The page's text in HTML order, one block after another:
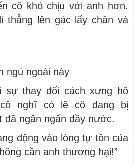
cô khó chịu với anh hơn.
thẳng lên gác lấy chăn và
ngủ ngoài này
sự thay đổi cách xưng hô
nghĩ có lẽ cô đang bị
đã ngân ngấn đầy nước.
động vào lòng tự tôn của
cần anh thương hại!”